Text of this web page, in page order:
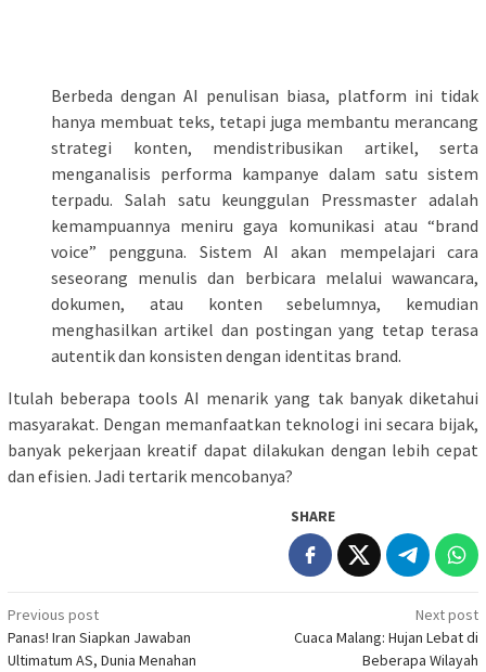
Berbeda dengan AI penulisan biasa, platform ini tidak
hanya membuat teks, tetapi juga membantu merancang
strategi konten, mendistribusikan artikel, serta
menganalisis performa kampanye dalam satu sistem
terpadu. Salah satu keunggulan Pressmaster adalah
kemampuannya meniru gaya komunikasi atau “brand
voice” pengguna. Sistem AI akan mempelajari cara
seseorang menulis dan berbicara melalui wawancara,
dokumen, atau konten sebelumnya, kemudian
menghasilkan artikel dan postingan yang tetap terasa
autentik dan konsisten dengan identitas brand.
Itulah beberapa tools AI menarik yang tak banyak diketahui
masyarakat. Dengan memanfaatkan teknologi ini secara bijak,
banyak pekerjaan kreatif dapat dilakukan dengan lebih cepat
dan efisien. Jadi tertarik mencobanya?
SHARE
Post
navigation
Previous post
Panas! Iran Siapkan Jawaban
Ultimatum AS, Dunia Menahan
Next post
Cuaca Malang: Hujan Lebat di
Beberapa Wilayah